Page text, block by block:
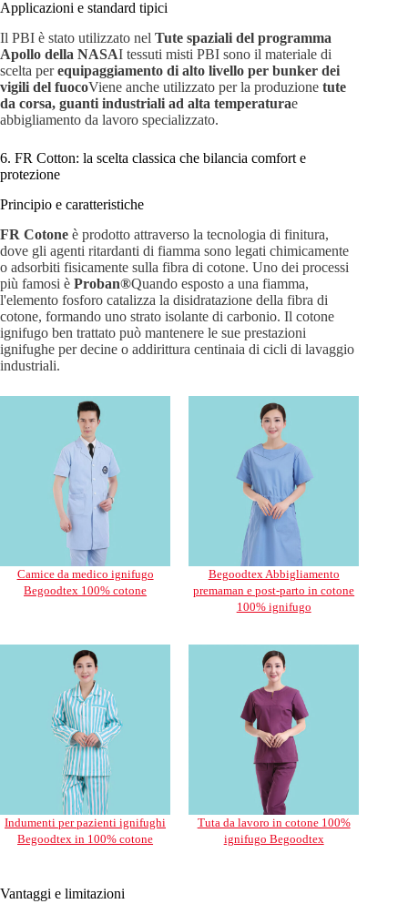
Applicazioni e standard tipici
Il PBI è stato utilizzato nel Tute spaziali del programma
Apollo della NASAI tessuti misti PBI sono il materiale di
scelta perequipaggiamento di alto livello per bunker dei
vigili del fuocoViene anche utilizzato per la produzione tute
da corsa, guanti industriali ad alta temperaturae
abbigliamento da lavoro specializzato.
6. FR Cotton: la scelta classica che bilancia comfort e
protezione
Principio e caratteristiche
FR Cotone è prodotto attraverso la tecnologia di finitura,
dove gli agenti ritardanti di fiamma sono legati chimicamente
o adsorbiti fisicamente sulla fibra di cotone. Uno dei processi
più famosi è Proban®Quando esposto a una fiamma,
l'elemento fosforo catalizza la disidratazione della fibra di
cotone, formando uno strato isolante di carbonio. Il cotone
ignifugo ben trattato può mantenere le sue prestazioni
ignifughe per decine o addirittura centinaia di cicli di lavaggio
industriali.
Camice da medico ignifugo
Begoodtex 100% cotone
Begoodtex Abbigliamento
premaman e post-parto in cotone
100% ignifugo
Indumenti per pazienti ignifughi
Begoodtex in 100% cotone
Tuta da lavoro in cotone 100%
ignifugo Begoodtex
Vantaggi e limitazioni